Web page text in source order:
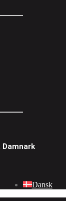
Damnark
Dansk